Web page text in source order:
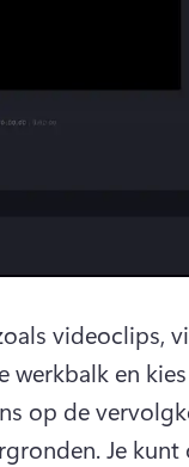
videoclips,
werkbalk en
op de
Je kunt